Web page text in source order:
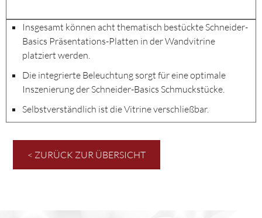
Insgesamt können acht thematisch bestückte Schneider-
Basics Präsentations-Platten in der Wandvitrine
platziert werden.
Die integrierte Beleuchtung sorgt für eine optimale
Inszenierung der Schneider-Basics Schmuckstücke.
Selbstverständlich ist die Vitrine verschließbar.
< ZURÜCK ZUR ÜBERSICHT